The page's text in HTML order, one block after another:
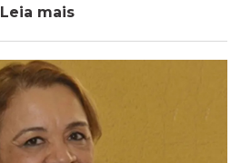
Leia mais